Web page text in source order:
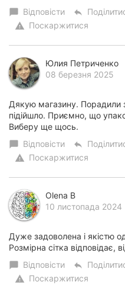
chat_bubble Відповісти reply
warning Поскаржитися
Юлия Петриченко
08 березня 2025
Дякую магазину. Порадили
підійшло. Приємно, що
Виберу ще щось.
chat_bubble Відповісти reply
warning Поскаржитися
Olena B
10 листопада 2024
Дуже задоволена і якістю
Розмірна сітка
chat_bubble Відповісти reply
warning Поскаржитися